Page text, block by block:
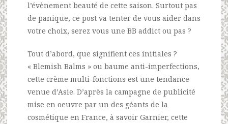
l’évènement beauté de cette saison. Surtout pas
de panique, ce post va tenter de vous aider dans
votre choix, serez vous une BB addict ou pas ?
Tout d’abord, que signifient ces initiales ?
« Blemish Balms » ou baume anti-imperfections,
cette crème multi-fonctions est une tendance
venue d’Asie. D’après la campagne de publicité
mise en oeuvre par un des géants de la
cosmétique en France, à savoir Garnier, cette